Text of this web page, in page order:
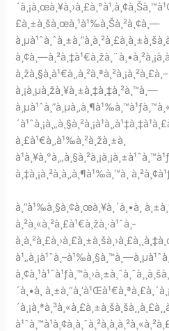
£à¸±à¸šà¸œà¸¹à¹‰à¸Šà¸²à¸¢à¸—
à¸žà¸§à¸à¹€à¸‚à¸²à¸ªà¸²à¸¡à¸²à¸£à¸–
à¸¡à¸µà¸žà¸¥à¸±à¸‡à¸‡à¸²à¸™à¸—
à¸£à¹€à¸‚à¹‰à¸²à¸žà¸±à¸
à¸‡à¸¡à¸²à¸à¸‚à¸¶à¹‰à¸™à¸
à¸”à¹‰à¸§à¸¢à¸œà¸¥à¸´à¸•à¸
à¸²à¸«à¸²à¸£à¹€à¸žà¸·à¹ˆà¸­
´à¸•à¸